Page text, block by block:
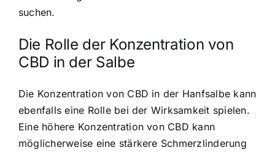
suchen.
Die Rolle der Konzentration von
CBD in der Salbe
Die Konzentration von CBD in der Hanfsalbe kann
ebenfalls eine Rolle bei der Wirksamkeit spielen.
Eine höhere Konzentration von CBD kann
möglicherweise eine stärkere Schmerzlinderung